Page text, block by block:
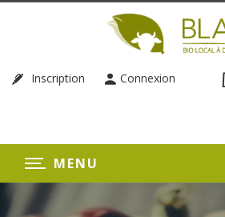
Inscription Connexion
MENU